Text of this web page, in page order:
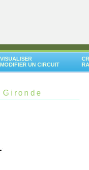
VISUALISER
MODIFIER UN CIRCUIT